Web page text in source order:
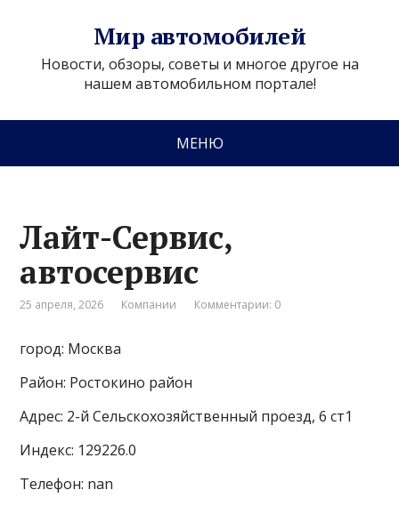
Мир автомобилей
Новости, обзоры, советы и многое другое на
нашем автомобильном портале!
МЕНЮ
Лайт-Сервис,
автосервис
25 апреля, 2026 Компании Комментарии: 0
город: Москва
Район: Ростокино район
Адрес: 2-й Сельскохозяйственный проезд, 6 ст1
Индекс: 129226.0
Телефон: nan